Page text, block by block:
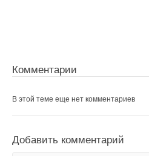
Комментарии
В этой теме еще нет комментариев
Добавить комментарий